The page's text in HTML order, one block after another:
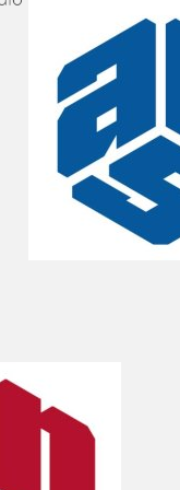
Rütubət: 64%.